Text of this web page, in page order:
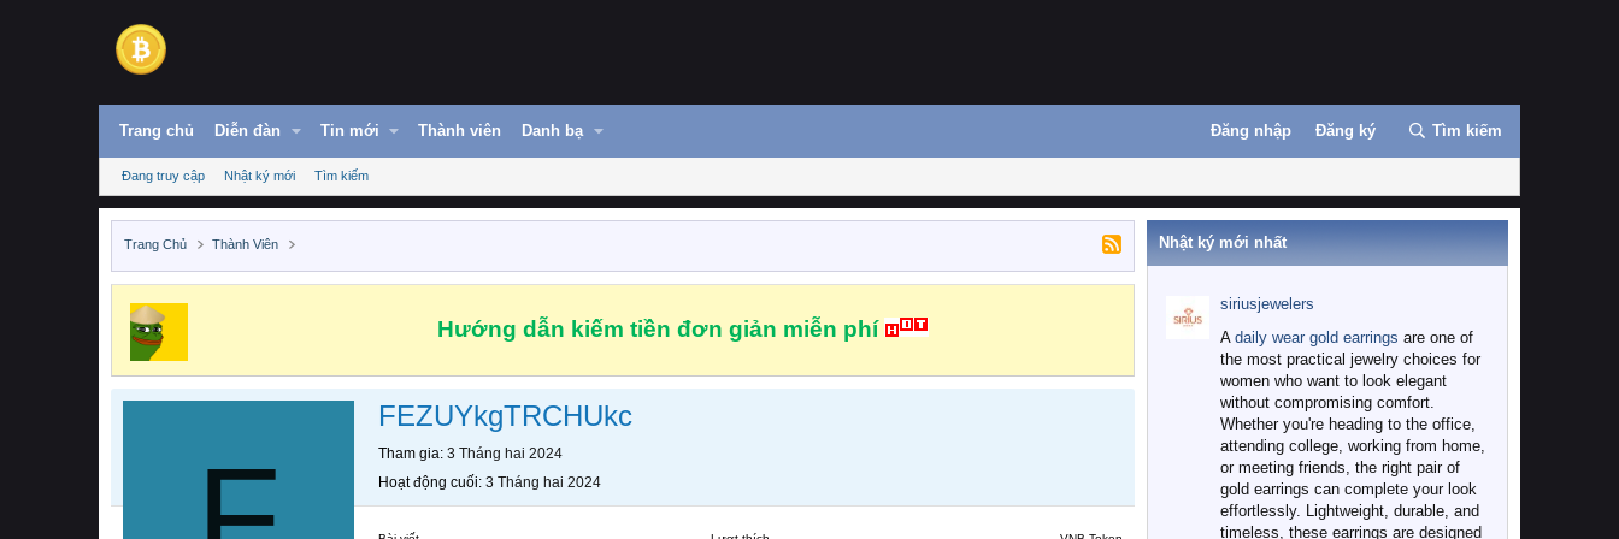
Trang chủ Diễn đàn Tin mới Thành viên Danh bạ Đăng nhập Đăng ký Tìm kiếm
Đang truy cập Nhật ký mới Tìm kiếm
Trang Chủ Thành Viên
Hướng dẫn kiếm tiền đơn giản miễn phí
FEZUYkgTRCHUkc
Tham gia 3 Tháng hai 2024
Hoạt động cuối 3 Tháng hai 2024
Nhật ký mới nhất
siriusjewelers
A daily wear gold earrings are one of
the most practical jewelry choices for
women who want to look elegant
without compromising comfort.
Whether you're heading to the office,
attending college, working from home,
or meeting friends, the right pair of
gold earrings can complete your look
effortlessly. Lightweight, durable, and
timeless, these earrings are designed